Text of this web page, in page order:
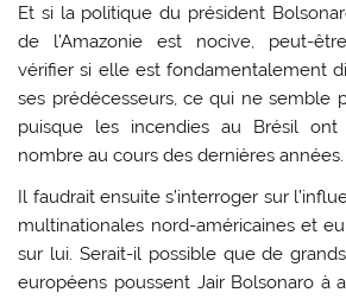
Et si la politique du président
de l’Amazonie est nocive, peut-
vérifier si elle est fondamentalement
ses prédécesseurs, ce qui ne semble
puisque les incendies au Brésil
nombre au cours des dernières années.
Il faudrait ensuite s’interroger sur
multinationales nord-américaines et
sur lui. Serait-il possible que de
européens poussent Jair Bolsonaro à